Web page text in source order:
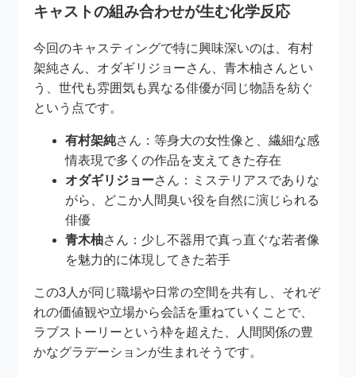
キャストの組み合わせが生む化学反応
今回のキャスティングで特に興味深いのは、有村
架純さん、オダギリジョーさん、青木柚さんとい
う、世代も雰囲気も異なる俳優が同じ物語を紡ぐ
という点です。
有村架純さん：等身大の女性像と、繊細な感
情表現で多くの作品を支えてきた存在
オダギリジョーさん：ミステリアスでありな
がら、どこか人間臭い役を自然に演じられる
俳優
青木柚さん：少し不器用で真っ直ぐな若者像
を魅力的に体現してきた若手
この3人が同じ職場や日常の空間を共有し、それぞ
れの価値観や立場から会話を重ねていくことで、
ラブストーリーという枠を超えた、人間関係の豊
かなグラデーションが生まれそうです。